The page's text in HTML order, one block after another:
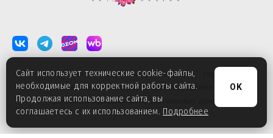
О компании Лицензии Студия
Новости
Контакты
Правила использования
Политика в отношении персональных данных
Сайт использует технические cookie-файлы,
необходимые для корректной работы сайта.
Продолжая использование сайта, вы
соглашаетесь с их использованием. Подробнее
OK